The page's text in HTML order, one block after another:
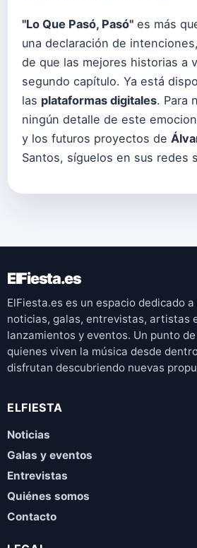
"Lo Que Pasó, Pasó" es más
una declaración de
de que las mejores historias a
segundo capítulo. Ya está
las plataformas digitales. Para
ningún detalle de este
y los futuros proyectos de
Santos, síguelos en sus redes
ElFiesta.es
ElFiesta.es es un espacio dedicado
noticias, galas, entrevistas, artistas
lanzamientos y eventos. Un punto
quienes viven la música desde
disfrutan descubriendo nuevas
ELFIESTA
Noticias
Galas y eventos
Entrevistas
Quiénes somos
Contacto